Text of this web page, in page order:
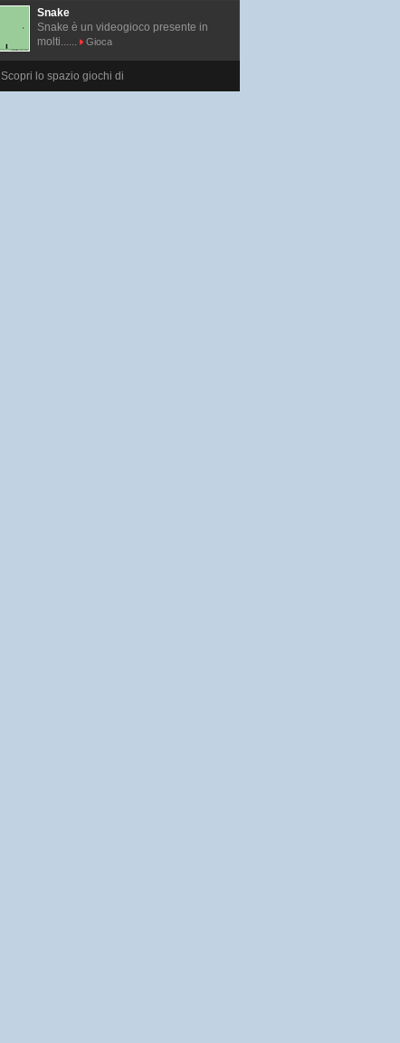
Snake
Snake è un videogioco presente in
molti......
Gioca
Scopri lo spazio giochi di